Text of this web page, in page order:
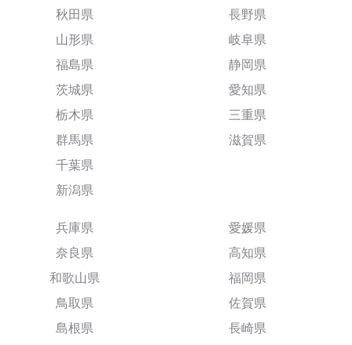
秋田県
山形県
福島県
茨城県
栃木県
群馬県
千葉県
新潟県
長野県
岐阜県
静岡県
愛知県
三重県
滋賀県
兵庫県
奈良県
和歌山県
鳥取県
島根県
愛媛県
高知県
福岡県
佐賀県
長崎県